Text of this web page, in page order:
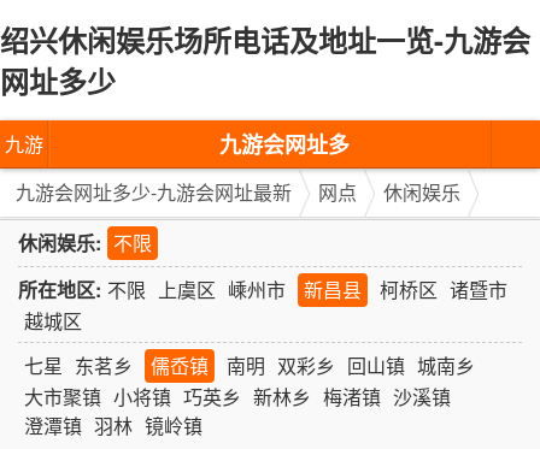
绍兴休闲娱乐场所电话及地址一览-九游会
网址多少
九游
会网
址多
少-九
游会
网址
最新
九游会网址多
少-九游会网址
九游会网址多少-九游会网址最新 网点
休闲娱乐
休闲娱乐: 不限
所在地区: 不限 上虞区 嵊州市 新昌县 柯桥区 诸暨市
越城区
七星 东茗乡 儒岙镇 南明 双彩乡 回山镇 城南乡
大市聚镇 小将镇 巧英乡 新林乡 梅渚镇 沙溪镇
澄潭镇 羽林 镜岭镇